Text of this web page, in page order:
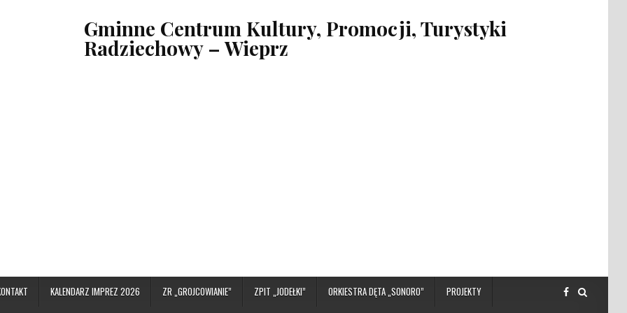
Gminne Centrum Kultury, Promocji, Turystyki
Radziechowy – Wieprz
KALENDARZ IMPREZ 2026 ZR „GROJCOWIANIE” ZPIT „JODEŁKI” ORKIESTRA DĘTA „SONORO” PROJEKTY